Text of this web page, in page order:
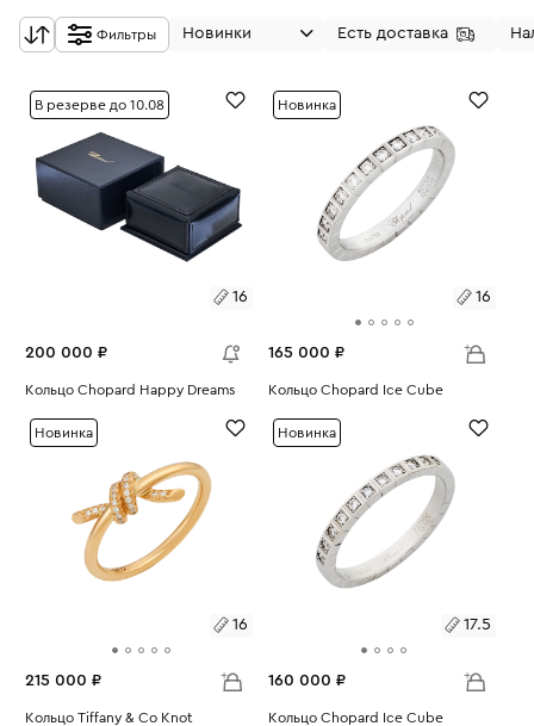
Фильтры Новинки Есть доставка
В резерве до 10.08
16
200 000 ₽
Размеры:
16
Кольцо Chopard Happy Dreams
Новинка
16
165 000 ₽
Размеры:
16
Кольцо Chopard Ice Cube
Новинка
16
215 000 ₽
Размеры:
Кольцо Tiffany & Co Knot
Новинка
17.5
160 000 ₽
Размеры:
Кольцо Chopard Ice Cube